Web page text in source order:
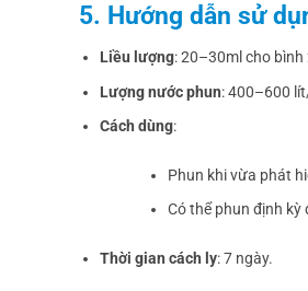
5. Hướng dẫn sử
Liều lượng: 20–30ml cho bình
Lượng nước phun: 400–600
Cách dùng:
Phun khi vừa phát
Có thể phun định
Thời gian cách ly: 7 ngày.